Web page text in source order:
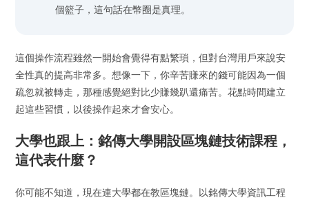
個籃子，這句話在幣圈是真理。
這個操作流程雖然一開始會覺得有點繁瑣，但對台灣用戶來說安
全性真的提高非常多。想像一下，你辛苦賺來的錢可能因為一個
疏忽就被轉走，那種感覺絕對比少賺幾趴還痛苦。花點時間建立
起這些習慣，以後操作起來才會安心。
大學也跟上：銘傳大學開設區塊鏈技術課程，
這代表什麼？
你可能不知道，現在連大學都在教區塊鏈。以銘傳大學資訊工程